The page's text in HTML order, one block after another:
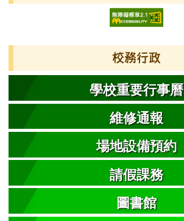
校務行政
學校重要行事曆
維修通報
場地設備預約
請假課務
圖書館